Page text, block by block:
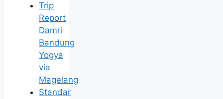
Trip
Report
Damri
Bandung
Yogya
via
Magelang
Standar